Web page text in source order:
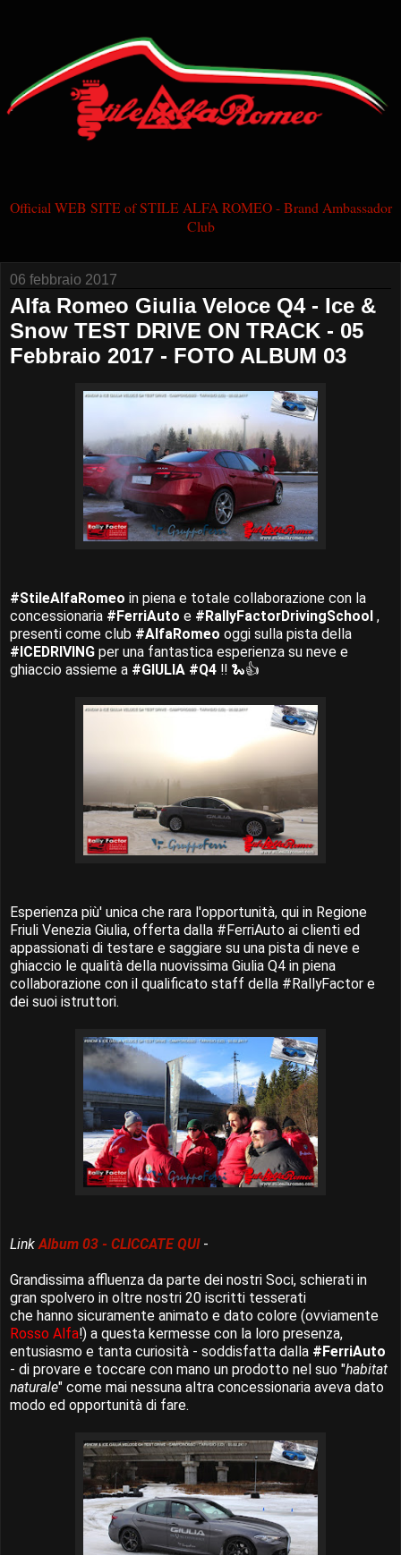
Official WEB SITE of STILE ALFA ROMEO - Brand Ambassador
Club
06 febbraio 2017
Alfa Romeo Giulia Veloce Q4 - Ice &
Snow TEST DRIVE ON TRACK - 05
Febbraio 2017 - FOTO ALBUM 03
#StileAlfaRomeo in piena e totale collaborazione con la
concessionaria #FerriAuto e #RallyFactorDrivingSchool ,
presenti come club #AlfaRomeo oggi sulla pista della
#ICEDRIVING per una fantastica esperienza su neve e
ghiaccio assieme a #GIULIA #Q4 !! 🐍👍
Esperienza più' unica che rara l'opportunità, qui in Regione
Friuli Venezia Giulia, offerta dalla #FerriAuto ai clienti ed
appassionati di testare e saggiare su una pista di neve e
ghiaccio le qualità della nuovissima Giulia Q4 in piena
collaborazione con il qualificato staff della #RallyFactor e
dei suoi istruttori.
LinkAlbum 03 - CLICCATE QUI -
Grandissima affluenza da parte dei nostri Soci, schierati in
gran spolvero in oltre nostri 20 iscritti tesserati
che hanno sicuramente animato e dato colore (ovviamente
Rosso Alfa!) a questa kermesse con la loro presenza,
entusiasmo e tanta curiosità - soddisfatta dalla #FerriAuto
- di provare e toccare con mano un prodotto nel suo "habitat
naturale" come mai nessuna altra concessionaria aveva dato
modo ed opportunità di fare.